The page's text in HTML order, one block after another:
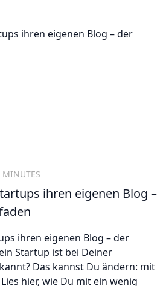
MINUTES
ihren eigenen Blog –
ihren eigenen Blog – der
Startup ist bei Deiner
Das kannst Du ändern: mit
hier, wie Du mit ein wenig